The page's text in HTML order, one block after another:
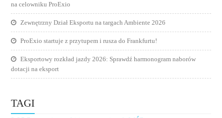
na celowniku ProExio
Zewnętrzny Dział Eksportu na targach Ambiente 2026
ProExio startuje z przytupem i rusza do Frankfurtu!
Eksportowy rozkład jazdy 2026: Sprawdź harmonogram naborów
dotacji na eksport
TAGI